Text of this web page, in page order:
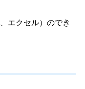
エクセル）のでき